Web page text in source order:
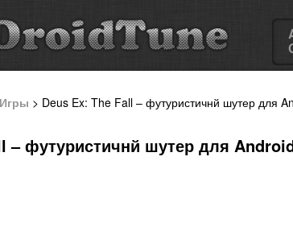
Игры > Deus Ex: The Fall – футуристичнй шутер для
– футуристичнй шутер для